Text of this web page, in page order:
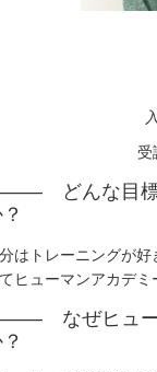
受
どんな目標
はトレーニングが
ヒューマンアカデミ
なぜヒュー